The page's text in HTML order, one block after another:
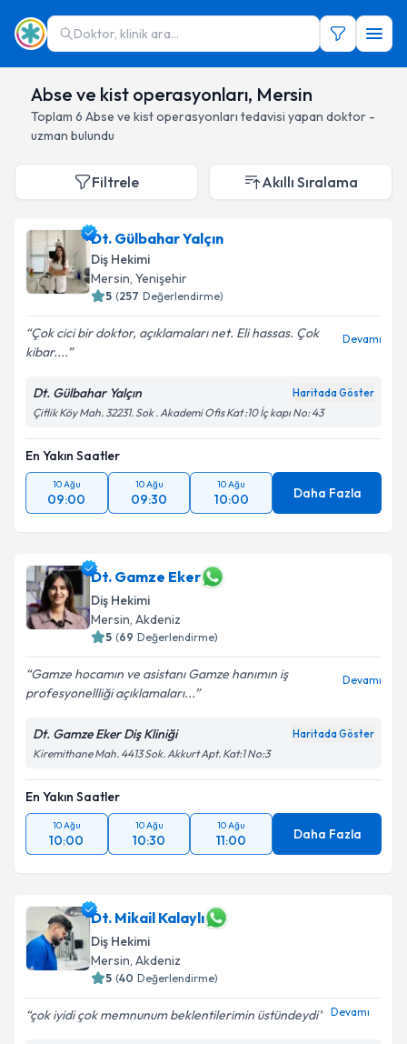
Doktor, klinik ara...
Abse ve kist operasyonları, Mersin
Toplam 6 Abse ve kist operasyonları tedavisi yapan doktor -
uzman bulundu
Filtrele Akıllı Sıralama
Dt. Gülbahar Yalçın
Diş Hekimi
Mersin, Yenişehir
5 (257 Değerlendirme)
Çok cici bir doktor, açıklamaları net. Eli hassas. Çok
kibar....
Devamı
Dt. Gülbahar Yalçın Haritada Göster
Çiflik Köy Mah. 32231. Sok . Akademi Ofis Kat :10 İç kapı No: 43
En Yakın Saatler
10 Ağu
09:00
10 Ağu
09:30
10 Ağu
10:00 Daha Fazla
Dt. Gamze Eker
Diş Hekimi
Mersin, Akdeniz
5 (69 Değerlendirme)
Gamze hocamın ve asistanı Gamze hanımın iş
profesyonellliği açıklamaları...
Devamı
Dt. Gamze Eker Diş Kliniği Haritada Göster
Kiremithane Mah. 4413 Sok. Akkurt Apt. Kat:1 No:3
En Yakın Saatler
10 Ağu
10:00
10 Ağu
10:30
10 Ağu
11:00 Daha Fazla
Dt. Mikail Kalaylı
Diş Hekimi
Mersin, Akdeniz
5 (40 Değerlendirme)
çok iyidi çok memnunum beklentilerimin üstündeydi Devamı